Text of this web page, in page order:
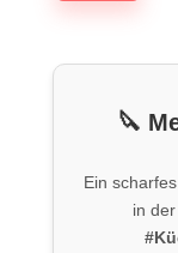
🔪
Ein
in